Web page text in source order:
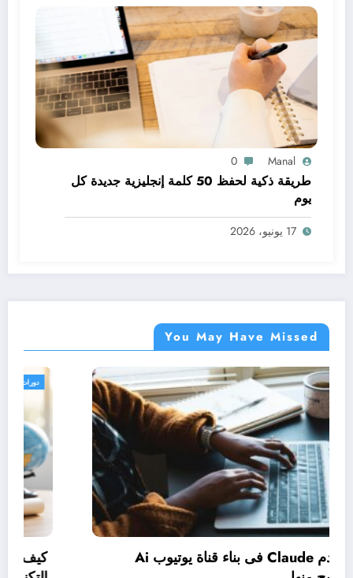
Manal
0
طريقة ذكية لحفظ 50 كلمة إنجليزية جديدة كل
يوم
17 يونيو، 2026
You May Have Missed
دورات مجانية